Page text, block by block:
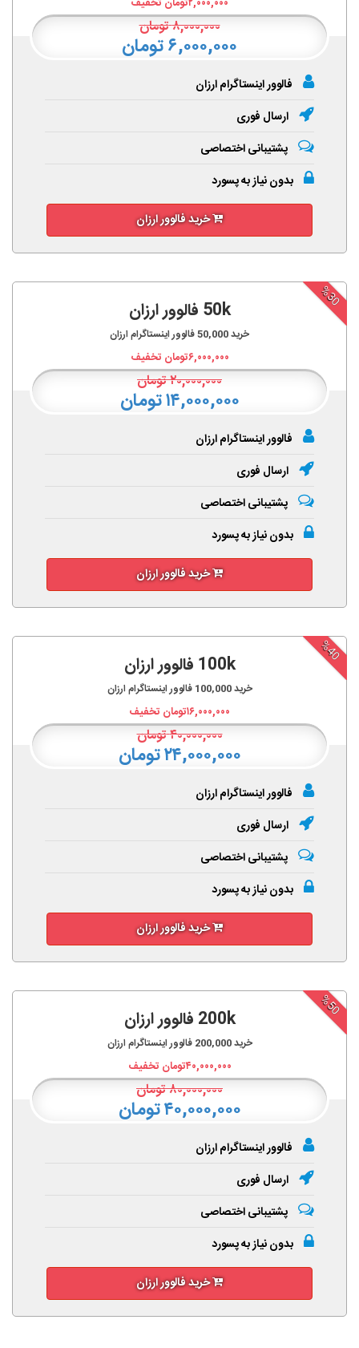
۲,۰۰۰,۰۰۰تومان تخفیف
۸,۰۰۰,۰۰۰تومان
۶,۰۰۰,۰۰۰ تومان
فالوور اینستاگرام ارزان
ارسال فوری
پشتیبانی اختصاصی
بدون نیاز به پسورد
خرید فالوور ارزان
%30
50k فالوور ارزان
خرید50,000فالوور اینستاگرام ارزان
۶,۰۰۰,۰۰۰تومان تخفیف
۲۰,۰۰۰,۰۰۰تومان
۱۴,۰۰۰,۰۰۰ تومان
فالوور اینستاگرام ارزان
ارسال فوری
پشتیبانی اختصاصی
بدون نیاز به پسورد
خرید فالوور ارزان
%40
100k فالوور ارزان
خرید100,000 فالوور اینستاگرام ارزان
۱۶,۰۰۰,۰۰۰تومان تخفیف
۴۰,۰۰۰,۰۰۰تومان
۲۴,۰۰۰,۰۰۰ تومان
فالوور اینستاگرام ارزان
ارسال فوری
پشتیبانی اختصاصی
بدون نیاز به پسورد
خرید فالوور ارزان
%50
200k فالوور ارزان
خرید200,000 فالوور اینستاگرام ارزان
۴۰,۰۰۰,۰۰۰تومان تخفیف
۸۰,۰۰۰,۰۰۰تومان
۴۰,۰۰۰,۰۰۰ تومان
فالوور اینستاگرام ارزان
ارسال فوری
پشتیبانی اختصاصی
بدون نیاز به پسورد
خرید فالوور ارزان